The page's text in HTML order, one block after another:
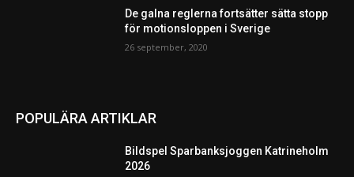
De galna reglerna fortsätter sätta stopp
för motionsloppen i Sverige
26 september, 2020
POPULÄRA ARTIKLAR
Bildspel Sparbanksjoggen Katrineholm
2026